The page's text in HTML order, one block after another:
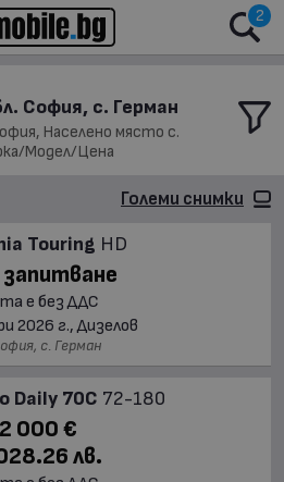
2
София, с. Герман
Населено място с.
Модел/Цена
Големи снимки
Touring HD
запитване
е без ДДС
2026 г., Дизелов
с. Герман
Daily 70C 72-180
000 €
лв.